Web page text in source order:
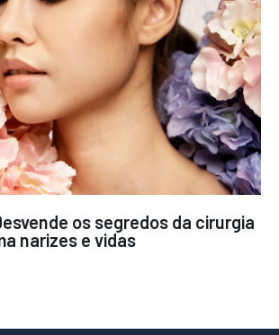
os segredos da cirurgia
narizes e vidas